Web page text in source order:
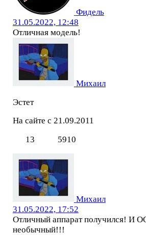
Фидель
31.05.2022, 12:48
Отличная модель!
Михаил
Эстет
На сайте с 21.09.2011
13
5910
Михаил
31.05.2022, 17:52
Отличный аппарат получился! И
необычный!!!